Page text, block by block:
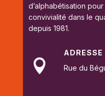
d’alphabétisation
convivialité dans le
depuis 1981.

ADRESSE
Rue du